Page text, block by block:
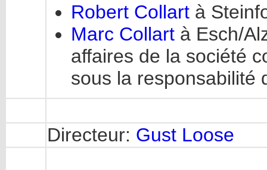
Robert Collart à
Marc Collart à Esch/
affaires de la société
sous la responsabilité
Directeur: Gust Loose